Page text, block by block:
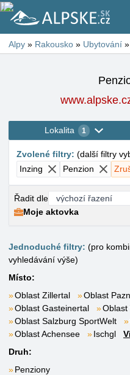
Alpy » Rakousko » Ubytování »
Lokalita 1
Zvolené filtry: (další filtry
Inzing
Penzion
Řadit dle
Moje aktovka
Jednoduché filtry: (pro
vyhledávání výše)
Místo:
Oblast Zillertal
Oblast
Oblast Gasteinertal
Oblast
Oblast Salzburg SportWelt
Oblast Achensee
Ischgl
Druh:
Penziony